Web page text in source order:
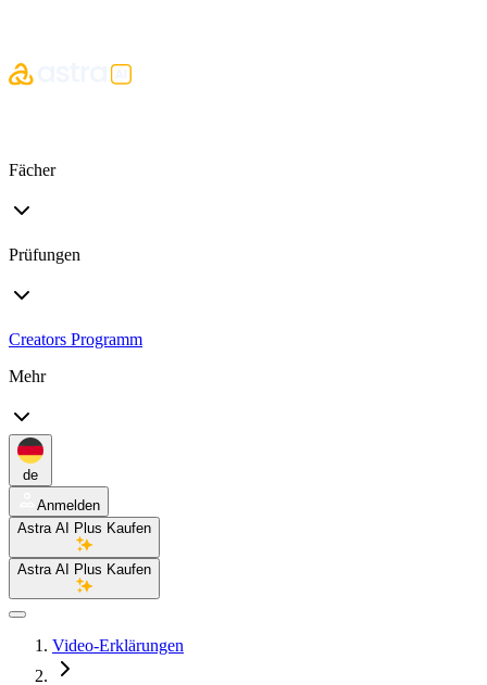
Fächer
Prüfungen
Creators Programm
Mehr
de
Anmelden
Astra AI Plus Kaufen
Astra AI Plus Kaufen
Video-Erklärungen